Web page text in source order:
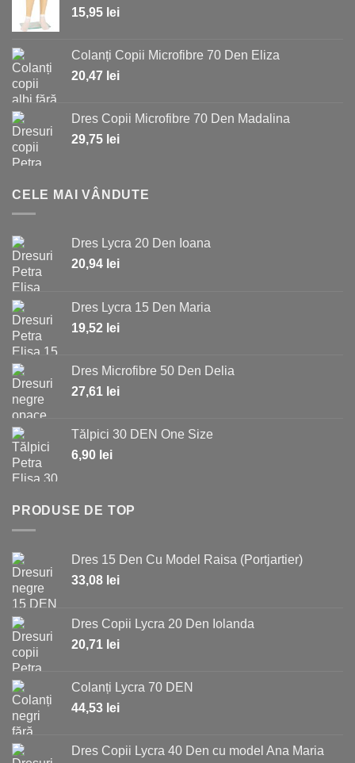
15,95 lei
Colanți Copii Microfibre 70 Den Eliza
20,47 lei
Dres Copii Microfibre 70 Den Madalina
29,75 lei
CELE MAI VÂNDUTE
Dres Lycra 20 Den Ioana
20,94 lei
Dres Lycra 15 Den Maria
19,52 lei
Dres Microfibre 50 Den Delia
27,61 lei
Tălpici 30 DEN One Size
6,90 lei
PRODUSE DE TOP
Dres 15 Den Cu Model Raisa (Portjartier)
33,08 lei
Dres Copii Lycra 20 Den Iolanda
20,71 lei
Colanți Lycra 70 DEN
44,53 lei
Dres Copii Lycra 40 Den cu model Ana Maria